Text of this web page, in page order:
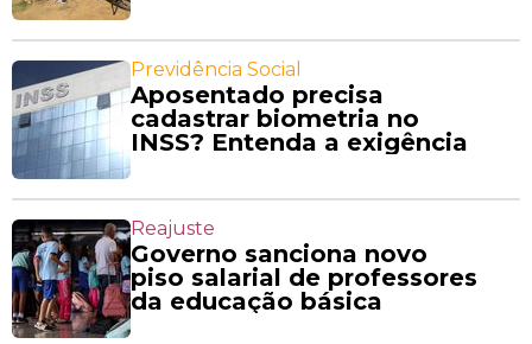
Previdência Social
Aposentado precisa
cadastrar biometria no
INSS? Entenda a exigência
Reajuste
Governo sanciona novo
piso salarial de professores
da educação básica